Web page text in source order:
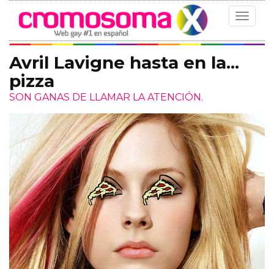
Toggle
Avril Lavigne hasta en la...
pizza
SON GANAS DE LLAMAR LA ATENCIÓN.